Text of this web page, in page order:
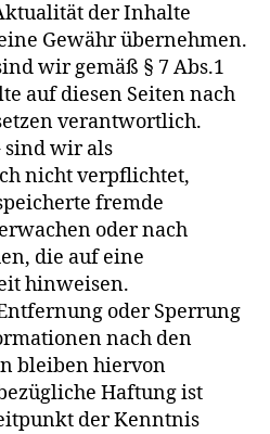
der Inhalte
Gewähr übernehmen.
wir gemäß § 7 Abs.1
auf diesen Seiten nach
verantwortlich.
sind wir als
nicht verpflichtet,
fremde
oder nach
die auf eine
hinweisen.
oder Sperrung
nach den
bleiben hiervon
Haftung ist
der Kenntnis